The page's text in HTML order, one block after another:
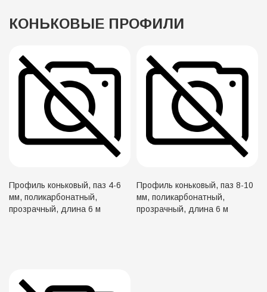
КОНЬКОВЫЕ ПРОФИЛИ
Профиль коньковый, паз 4-6
мм, поликарбонатный,
прозрачный, длина 6 м
Профиль коньковый, паз 8-10
мм, поликарбонатный,
прозрачный, длина 6 м